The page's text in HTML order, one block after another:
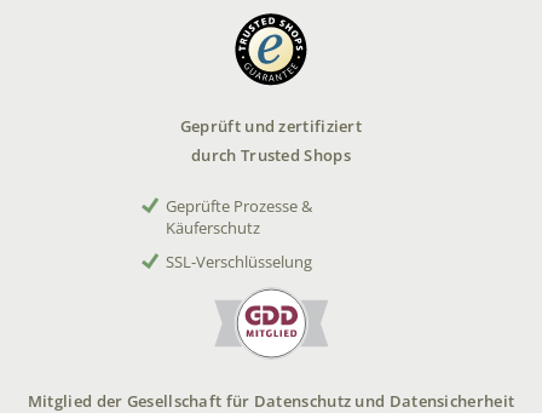
Geprüft und zertifiziert
durch Trusted Shops
Geprüfte Prozesse &
Käuferschutz
SSL-Verschlüsselung
Mitglied der Gesellschaft für Datenschutz und Datensicherheit